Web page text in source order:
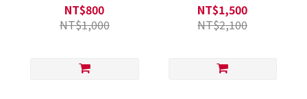
NT$800
NT$1,000
NT$1,500
NT$2,100